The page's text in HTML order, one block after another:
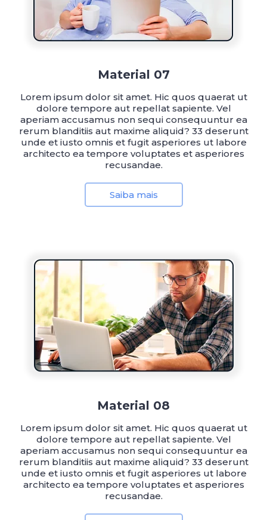
Material 07
Lorem ipsum dolor sit amet. Hic quos quaerat ut
dolore tempore aut repellat sapiente. Vel
aperiam accusamus non sequi consequuntur ea
rerum blanditiis aut maxime aliquid? 33 deserunt
unde et iusto omnis et fugit asperiores ut labore
architecto ea tempore voluptates et asperiores
recusandae.
Saiba mais
Material 08
Lorem ipsum dolor sit amet. Hic quos quaerat ut
dolore tempore aut repellat sapiente. Vel
aperiam accusamus non sequi consequuntur ea
rerum blanditiis aut maxime aliquid? 33 deserunt
unde et iusto omnis et fugit asperiores ut labore
architecto ea tempore voluptates et asperiores
recusandae.